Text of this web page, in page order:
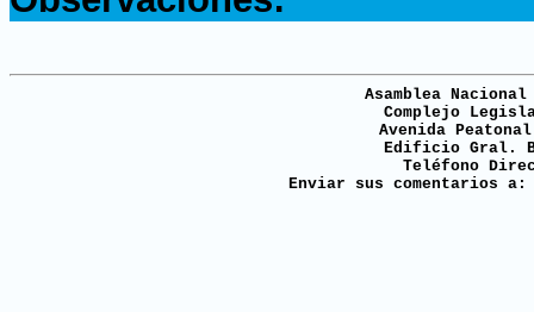
Asamblea
Complejo
Avenida
Edificio Gral.
Teléfono
Enviar sus comentarios